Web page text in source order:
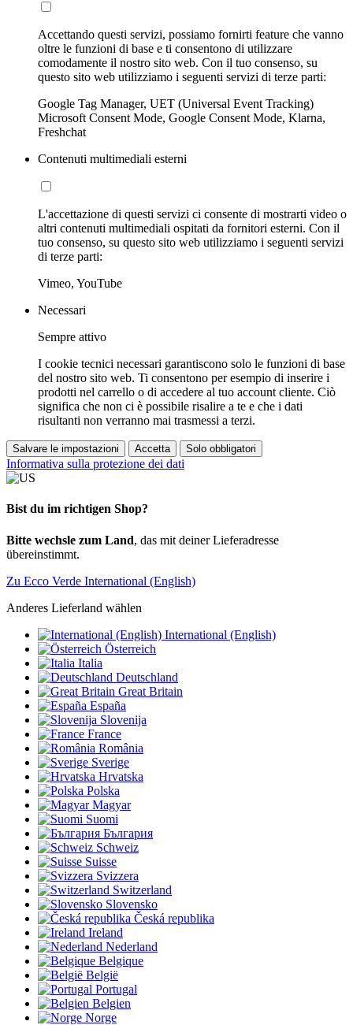
Accettando questi servizi, possiamo fornirti feature che vanno
oltre le funzioni di base e ti consentono di utilizzare
comodamente il nostro sito web. Con il tuo consenso, su
questo sito web utilizziamo i seguenti servizi di terze parti:
Google Tag Manager, UET (Universal Event Tracking)
Microsoft Consent Mode, Google Consent Mode, Klarna,
Freshchat
Contenuti multimediali esterni
L'accettazione di questi servizi ci consente di mostrarti video o
altri contenuti multimediali ospitati da fornitori esterni. Con il
tuo consenso, su questo sito web utilizziamo i seguenti servizi
di terze parti:
Vimeo, YouTube
Necessari
Sempre attivo
I cookie tecnici necessari garantiscono solo le funzioni di base
del nostro sito web. Ti consentono per esempio di inserire i
prodotti nel carrello o di accedere al tuo account cliente. Ciò
significa che non ci è possibile risalire a te e che i dati
risultanti non verranno mai trasmessi a terzi.
Salvare le impostazioni Accetta Solo obbligatori
Informativa sulla protezione dei dati
Bist du im richtigen Shop?
Bitte wechsle zum Land, das mit deiner Lieferadresse
übereinstimmt.
Zu Ecco Verde International (English)
Anderes Lieferland wählen
International (English)
Österreich
Italia
Deutschland
Great Britain
España
Slovenija
France
România
Sverige
Hrvatska
Polska
Magyar
Suomi
България
Schweiz
Suisse
Svizzera
Switzerland
Slovensko
Česká republika
Ireland
Nederland
Belgique
België
Portugal
Belgien
Norge